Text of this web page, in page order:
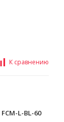
К сравнению
FCM-L-BL-60